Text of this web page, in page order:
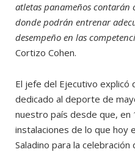
atletas panameños
donde podrán entrenar
desempeño en las
Cortizo Cohen.
El jefe del Ejecutivo explicó
dedicado al deporte de
nuestro país desde que, en
instalaciones de lo que hoy
Saladino para la celebración